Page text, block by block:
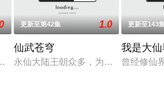
厨艺世家的叶佳瑶穿越到怀宋年间，
更新至第42集 1.0
仙武苍穹
永仙大陆王朝众多，为强健体魄，延
更新至143
我是大
曾经修仙